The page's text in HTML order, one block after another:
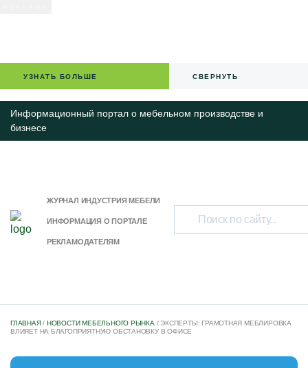
УЗНАТЬ БОЛЬШЕ СВЕРНУТЬ
Информационный портал о мебельном производстве и
бизнесе
ЖУРНАЛ ИНДУСТРИЯ МЕБЕЛИ
ИНФОРМАЦИЯ О ПОРТАЛЕ
РЕКЛАМОДАТЕЛЯМ
ГЛАВНАЯ/ НОВОСТИ МЕБЕЛЬНОГО РЫНКА /ЭКСПЕРТЫ: ГРАМОТНАЯ МЕБЛИРОВКА
ВЛИЯЕТ НА БЛАГОПРИЯТНУЮ ОБСТАНОВКУ В ОФИСЕ